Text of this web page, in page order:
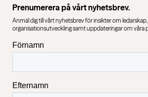
Prenumerera på vårt nyhetsbrev.
Anmäl dig till vårt nyhetsbrev för insikter om
organisationsutveckling samt uppdateringar om våra